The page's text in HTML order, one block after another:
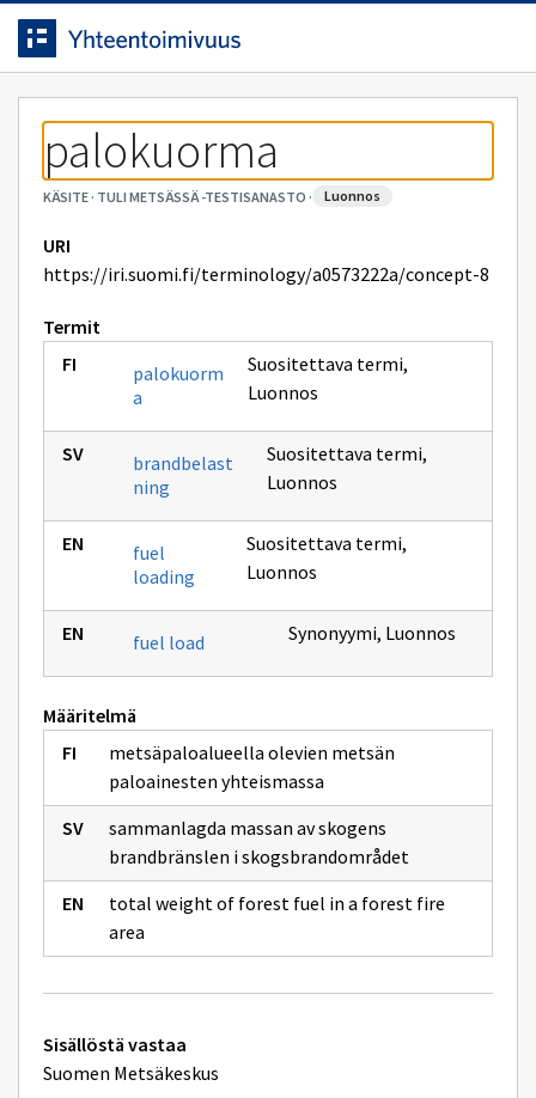
Siirrytty
sivulle
Siirry suoraan sisältöön.
palokuorma
KÄSITE· TULI METSÄSSÄ -TESTISANASTO · luonnos
URI
https://iri.suomi.fi/terminology/a0573222a/concept-8
Termit
palokuorm
a
Suositettava termi,
Luonnos
brandbelast
ning
Suositettava termi,
Luonnos
fuel
loading
Suositettava termi,
Luonnos
fuel load Synonyymi, Luonnos
Määritelmä
metsäpaloalueella olevien metsän
paloainesten yhteismassa
sammanlagda massan av skogens
brandbränslen i skogsbrandområdet
total weight of forest fuel in a forest fire
area
Tekniset
lisätiedot
Sisällöstä vastaa
Suomen Metsäkeskus